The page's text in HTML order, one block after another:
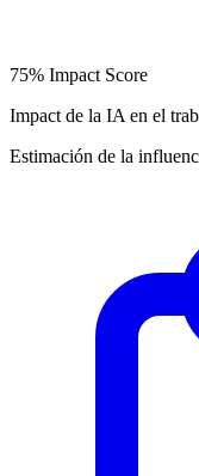
75% Impact Score
Impact de la IA en el
Estimación de la